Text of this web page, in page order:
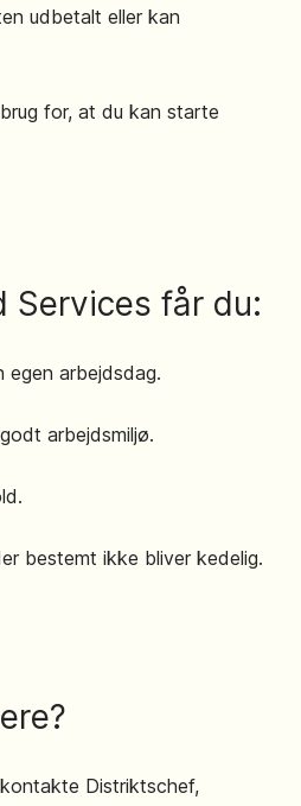
udbetalt eller kan
for, at du kan starte
Services får du:
egen arbejdsdag.
arbejdsmiljø.
bestemt ikke bliver kedelig.
Distriktschef,